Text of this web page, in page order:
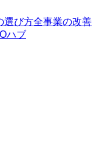
選び方全事業の改善
ハブ